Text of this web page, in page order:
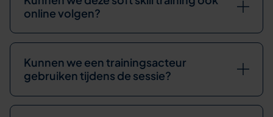
online volgen?
Kunnen we een trainingsacteur
gebruiken tijdens de sessie?